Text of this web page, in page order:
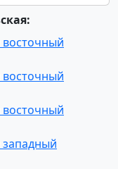
восточный
восточный
восточный
западный